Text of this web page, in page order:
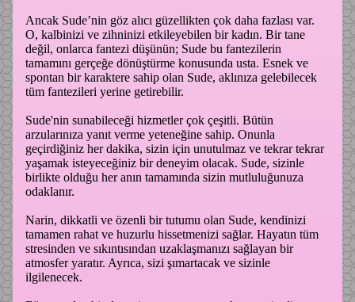
Ancak Sude’nin göz alıcı güzellikten çok daha fazlası var.
O, kalbinizi ve zihninizi etkileyebilen bir kadın. Bir tane
değil, onlarca fantezi düşünün; Sude bu fantezilerin
tamamını gerçeğe dönüştürme konusunda usta. Esnek ve
spontan bir karaktere sahip olan Sude, aklınıza gelebilecek
tüm fantezileri yerine getirebilir.
Sude'nin sunabileceği hizmetler çok çeşitli. Bütün
arzularınıza yanıt verme yeteneğine sahip. Onunla
geçirdiğiniz her dakika, sizin için unutulmaz ve tekrar tekrar
yaşamak isteyeceğiniz bir deneyim olacak. Sude, sizinle
birlikte olduğu her anın tamamında sizin mutluluğunuza
odaklanır.
Narin, dikkatli ve özenli bir tutumu olan Sude, kendinizi
tamamen rahat ve huzurlu hissetmenizi sağlar. Hayatın tüm
stresinden ve sıkıntısından uzaklaşmanızı sağlayan bir
atmosfer yaratır. Ayrıca, sizi şımartacak ve sizinle
ilgilenecek.